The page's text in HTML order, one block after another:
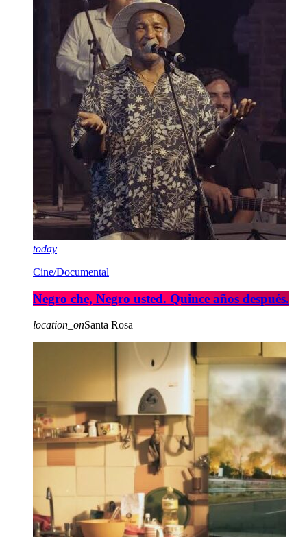
today
Cine/Documental
Negro che, Negro usted. Quince años después.
location_onSanta Rosa